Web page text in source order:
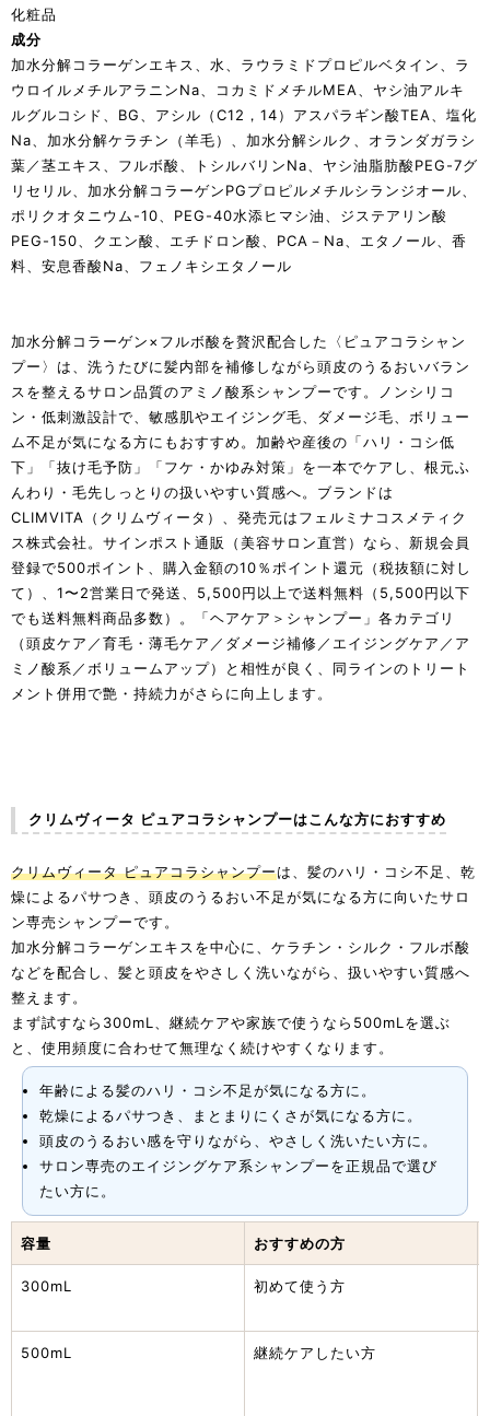
化粧品
成分
加水分解コラーゲンエキス、水、ラウラミドプロピルベタイン、ラ
ウロイルメチルアラニンNa、コカミドメチルMEA、ヤシ油アルキ
ルグルコシド、BG、アシル（C12，14）アスパラギン酸TEA、塩化
Na、加水分解ケラチン（羊毛）、加水分解シルク、オランダガラシ
葉／茎エキス、フルボ酸、トシルバリンNa、ヤシ油脂肪酸PEG-7グ
リセリル、加水分解コラーゲンPGプロピルメチルシランジオール、
ポリクオタニウム-10、PEG-40水添ヒマシ油、ジステアリン酸
PEG-150、クエン酸、エチドロン酸、PCA－Na、エタノール、香
料、安息香酸Na、フェノキシエタノール
加水分解コラーゲン×フルボ酸を贅沢配合した〈ピュアコラシャン
プー〉は、洗うたびに髪内部を補修しながら頭皮のうるおいバラン
スを整えるサロン品質のアミノ酸系シャンプーです。ノンシリコ
ン・低刺激設計で、敏感肌やエイジング毛、ダメージ毛、ボリュー
ム不足が気になる方にもおすすめ。加齢や産後の「ハリ・コシ低
下」「抜け毛予防」「フケ・かゆみ対策」を一本でケアし、根元ふ
んわり・毛先しっとりの扱いやすい質感へ。ブランドは
CLIMVITA（クリムヴィータ）、発売元はフェルミナコスメティク
ス株式会社。サインポスト通販（美容サロン直営）なら、新規会員
登録で500ポイント、購入金額の10％ポイント還元（税抜額に対し
て）、1〜2営業日で発送、5,500円以上で送料無料（5,500円以下
でも送料無料商品多数）。「ヘアケア＞シャンプー」各カテゴリ
（頭皮ケア／育毛・薄毛ケア／ダメージ補修／エイジングケア／ア
ミノ酸系／ボリュームアップ）と相性が良く、同ラインのトリート
メント併用で艶・持続力がさらに向上します。
クリムヴィータ ピュアコラシャンプーはこんな方におすすめ
クリムヴィータ ピュアコラシャンプーは、髪のハリ・コシ不足、乾
燥によるパサつき、頭皮のうるおい不足が気になる方に向いたサロ
ン専売シャンプーです。
加水分解コラーゲンエキスを中心に、ケラチン・シルク・フルボ酸
などを配合し、髪と頭皮をやさしく洗いながら、扱いやすい質感へ
整えます。
まず試すなら300mL、継続ケアや家族で使うなら500mLを選ぶ
と、使用頻度に合わせて無理なく続けやすくなります。
年齢による髪のハリ・コシ不足が気になる方に。
乾燥によるパサつき、まとまりにくさが気になる方に。
頭皮のうるおい感を守りながら、やさしく洗いたい方に。
サロン専売のエイジングケア系シャンプーを正規品で選び
たい方に。
容量 おすすめの方
300mL 初めて使う方
500mL 継続ケアしたい方